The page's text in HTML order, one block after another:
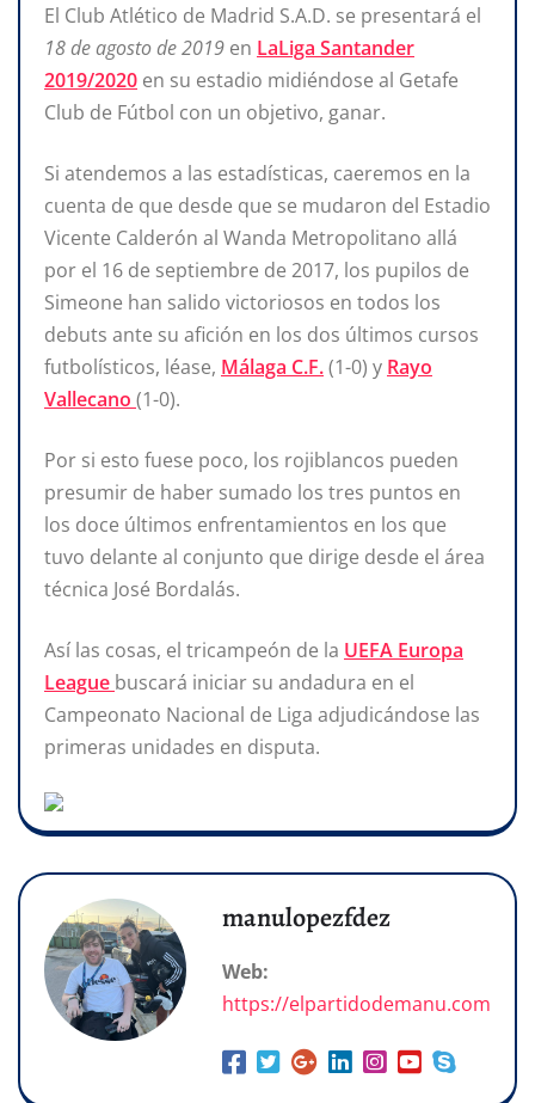
El Club Atlético de Madrid S.A.D. se presentará el
18 de agosto de 2019 en LaLiga Santander
2019/2020 en su estadio midiéndose al Getafe
Club de Fútbol con un objetivo, ganar.
Si atendemos a las estadísticas, caeremos en la
cuenta de que desde que se mudaron del Estadio
Vicente Calderón al Wanda Metropolitano allá
por el 16 de septiembre de 2017, los pupilos de
Simeone han salido victoriosos en todos los
debuts ante su afición en los dos últimos cursos
futbolísticos, léase, Málaga C.F.(1-0) y Rayo
Vallecano (1-0).
Por si esto fuese poco, los rojiblancos pueden
presumir de haber sumado los tres puntos en
los doce últimos enfrentamientos en los que
tuvo delante al conjunto que dirige desde el área
técnica José Bordalás.
Así las cosas, el tricampeón de la UEFA Europa
League buscará iniciar su andadura en el
Campeonato Nacional de Liga adjudicándose las
primeras unidades en disputa.
manulopezfdez
Web:
https://elpartidodemanu.com